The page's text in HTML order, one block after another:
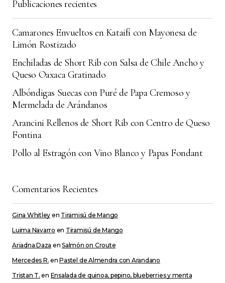
comente.
Submit Comment
Publicaciones recientes
Camarones Envueltos en Kataifi con Mayonesa de
Limón Rostizado
Enchiladas de Short Rib con Salsa de Chile Ancho y
Queso Oaxaca Gratinado
Albóndigas Suecas con Puré de Papa Cremoso y
Mermelada de Arándanos
Arancini Rellenos de Short Rib con Centro de Queso
Fontina
Pollo al Estragón con Vino Blanco y Papas Fondant
Comentarios Recientes
Gina Whitley en Tiramisú de Mango
Luima Navarro en Tiramisú de Mango
Ariadna Daza enSalmón on Croute
Mercedes R. enPastel de Almendra con Arandano
Tristan T. en Ensalada de quinoa, pepino, blueberries y menta